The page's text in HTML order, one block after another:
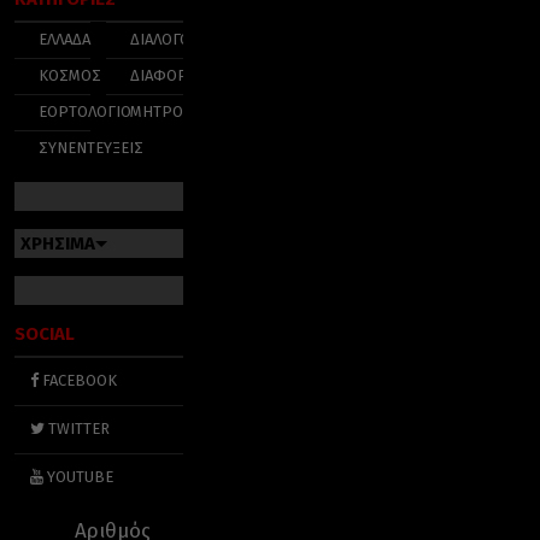
ΕΛΛΑΔΑ
ΚΟΣΜΟΣ
ΕΟΡΤΟΛΟΓΙΟ
ΣΥΝΕΝΤΕΥΞΕΙΣ
ΔΙΑΛΟΓΟΣ
ΔΙΑΦΟΡΑ
ΜΗΤΡΟΠΟΛΕΙΣ
ΧΡΗΣΙΜΑ
SOCIAL
FACEBOOK
TWITTER
YOUTUBE
Αριθμός